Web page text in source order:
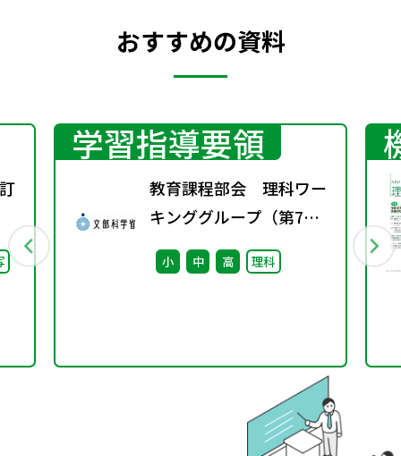
おすすめの資料
学習指導要領
教育課程部会 理科ワー
キンググループ（第7
回） 配付資料 ※算
数・数学ワーキンググル
小 中 高 理科